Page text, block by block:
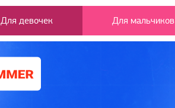
Для девочек Для мальчиков